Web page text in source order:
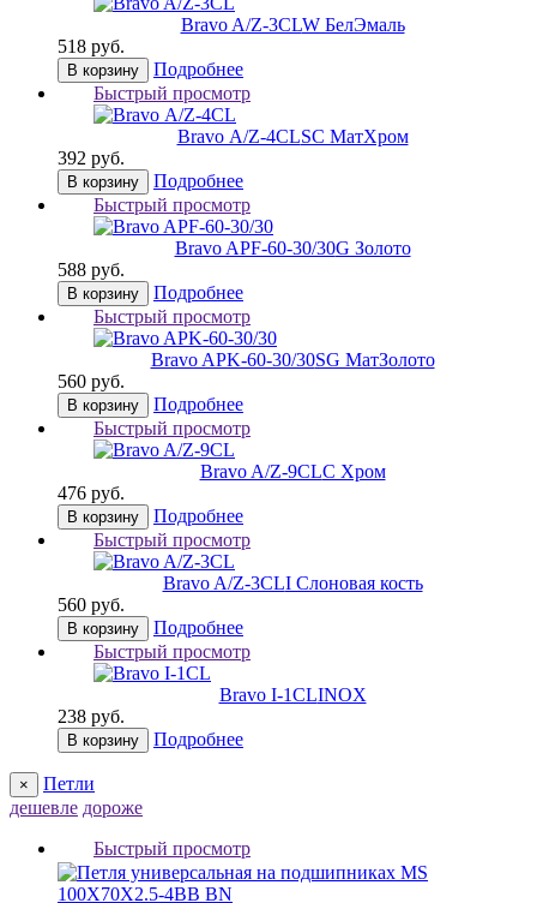
Bravo A/Z-3CLW БелЭмаль
518 руб.
В корзину
Подробнее
Быстрый просмотр
Bravo А/Z-4CLSC МатХром
392 руб.
В корзину
Подробнее
Быстрый просмотр
Bravo AРF-60-30/30G Золото
588 руб.
В корзину
Подробнее
Быстрый просмотр
Bravo AРK-60-30/30SG МатЗолото
560 руб.
В корзину
Подробнее
Быстрый просмотр
Bravo A/Z-9CLC Хром
476 руб.
В корзину
Подробнее
Быстрый просмотр
Bravo A/Z-3CLI Слоновая кость
560 руб.
В корзину
Подробнее
Быстрый просмотр
Bravo I-1CLINOX
238 руб.
В корзину Подробнее
×
Петли
дешевле дороже
Быстрый просмотр